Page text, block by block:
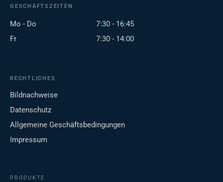
GESCHÄFTSZEITEN
Mo - Do
7:30 - 16:45
Fr
7:30 - 14:00
RECHTLICHES
Bildnachweise
Datenschutz
Allgemeine Geschäftsbedingungen
Impressum
PRODUKTE